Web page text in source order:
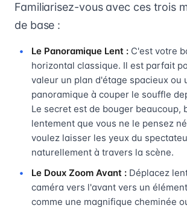
Familiarisez-vous avec ces trois
de base :
Le Panoramique Lent : C'est votre
horizontal classique. Il est parfait
valeur un plan d'étage spacieux ou
panoramique à couper le souffle
Le secret est de bouger beaucoup,
lentement que vous ne le pensez
voulez laisser les yeux du
naturellement à travers la scène.
Le Doux Zoom Avant : Déplacez
caméra vers l'avant vers un
comme une magnifique cheminée